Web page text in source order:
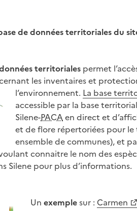
de données territoriales du
territoriales permet
les inventaires et
l’environnement. La base
accessible par la base
Silene-PACAen direct et
et de flore répertoriées pour
ensemble de communes), et
connaitre le nom des
Silene pour plus d’informations.
Un exemplesur : Carmen